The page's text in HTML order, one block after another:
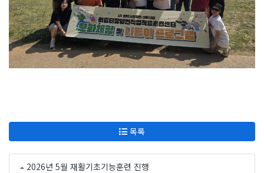
목록
2026년 5월 재활기초기능훈련 진행